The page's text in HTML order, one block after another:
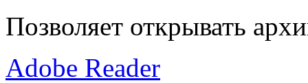
Позволяет открывать
Adobe Reader